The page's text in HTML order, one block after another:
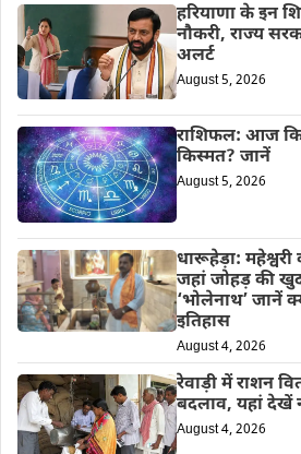
हरियाणा के इन
नौकरी, राज्य
अलर्ट
August 5, 2026
राशिफल: आज
किस्मत? जानें
August 5, 2026
धारूहेड़ा: महेश्वरी
जहां जोहड़ की
‘भोलेनाथ’ जानें
इतिहास
August 4, 2026
रेवाड़ी में राशन
बदलाव, यहां देखें
August 4, 2026